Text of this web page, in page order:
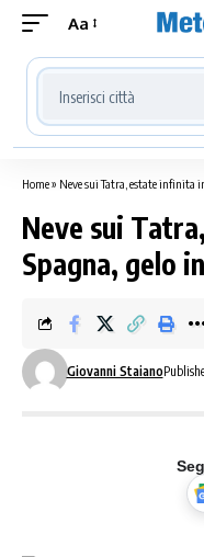
Aa
Cerca località meteo
Home» Neve sui Tatra, estate infinita
Neve sui
Spagna, gelo
Giovanni Staiano